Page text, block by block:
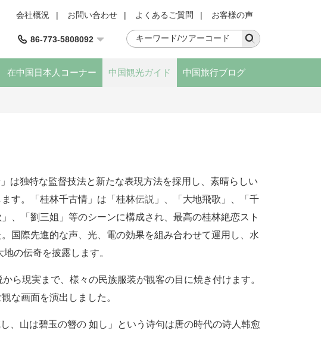
会社概況 | お問い合わせ | よくあるご質問 | お客様の声
86-773-5808092
在中国日本人コーナー 中国観光ガイド 中国旅行ブログ
は独特な監督技法と新たな表現方法を採用し、素晴らしい
す。「桂林千古情」は「 桂林伝説 」、「大地飛歌」、「 千
」、「劉三姐」等のシーンに構成され、最高の桂林絶恋スト
国際先進的な声、光、電の効果を組み合わせて運用し、水
の伝奇を披露します。
ら現実まで、様々の民族服装が観客の目に焼き付けます。
な画面を演出しました。
、山は碧玉の簪の 如し」という 诗句は唐の時代の诗 人 韩愈